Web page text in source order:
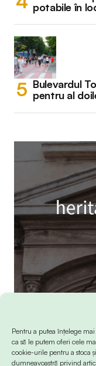
Pentru a putea înțelege
ca să le putem oferi cele
cookie-urile pentru a stoca
dumneavoastră privind
potabile în
Bulevardul
pentru al